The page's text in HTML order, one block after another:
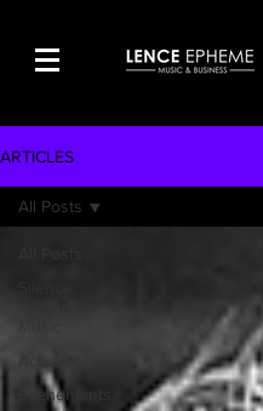
ARTICLES
Événements
All Posts